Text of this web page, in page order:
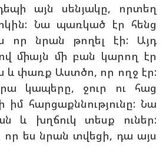
այն սենյակը, որտեղ
Նա պառկած էր հենց
որ նրան թողել էի: Այդ
միայն մի բան կարող էր
և փառք Աստծո, որ ողջ էր:
կապերը, ջուր ու հաց
իմ հարցաքննությունը: Նա
և խղճուկ տեսք ուներ:
ես նրան տվեցի, դա այս